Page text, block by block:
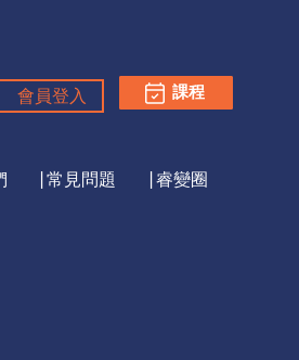
|常見問題 |睿變圈
課程
會員登入